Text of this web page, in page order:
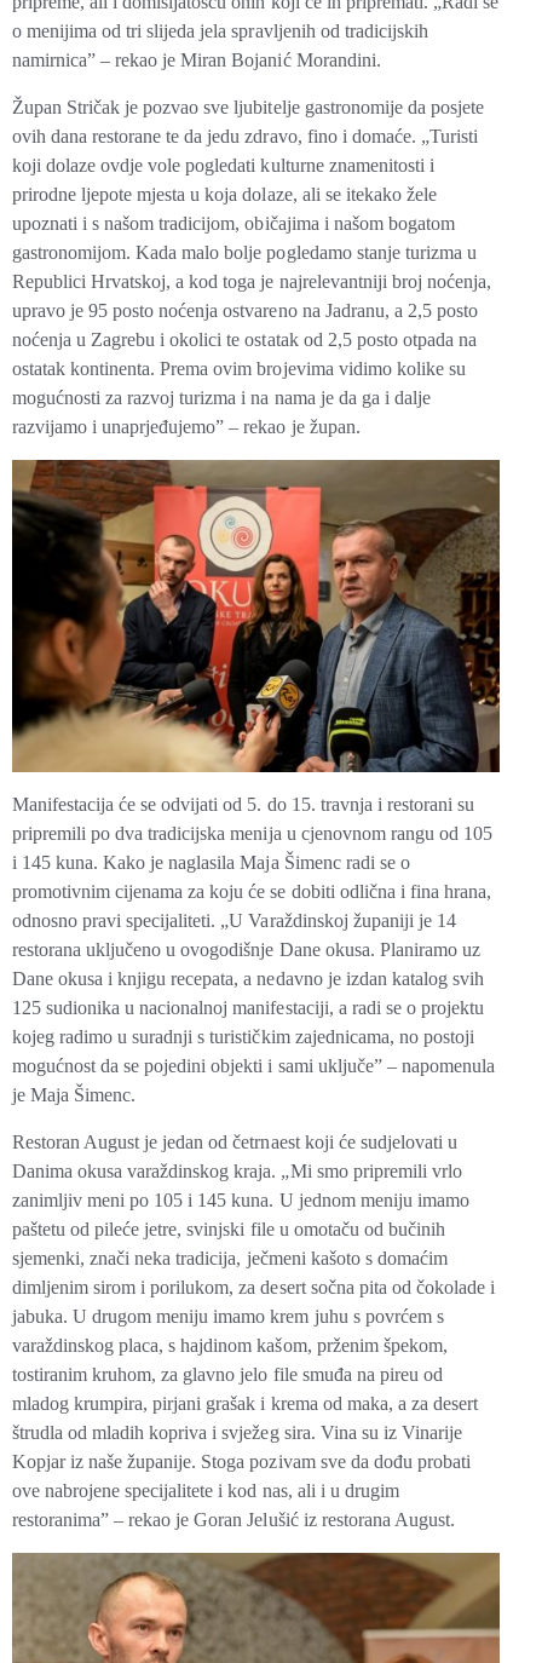
o menijima od tri slijeda jela spravljenih od tradicijskih
namirnica” – rekao je Miran Bojanić Morandini.
Župan Stričak je pozvao sve ljubitelje gastronomije da posjete
ovih dana restorane te da jedu zdravo, fino i domaće. „Turisti
koji dolaze ovdje vole pogledati kulturne znamenitosti i
prirodne ljepote mjesta u koja dolaze, ali se itekako žele
upoznati is našom tradicijom, običajima i našom bogatom
gastronomijom.Kada malo bolje pogledamo stanje turizma u
Republici Hrvatskoj, a kod toga je najrelevantniji broj noćenja,
upravo je 95 posto noćenja ostvareno na Jadranu, a 2,5 posto
noćenja u Zagrebu i okolici te ostatak od 2,5 posto otpada na
ostatak kontinenta. Prema ovim brojevima vidimo kolike su
mogućnosti za razvoj turizma i na nama je da ga i dalje
razvijamo i unaprjeđujemo” – rekao je župan.
Manifestacija će se odvijatiod 5. do 15. travnja i restorani su
pripremili po dva tradicijska menija u cjenovnom rangu od 105
i 145 kuna.Kako je naglasila Maja Šimenc radi se o
promotivnim cijenama za koju će se dobiti odlična i fina hrana,
odnosno pravi specijaliteti. „U Varaždinskoj županiji je 14
restorana uključeno u ovogodišnje Dane okusa. Planiramo uz
Dane okusa i knjigu recepata, a nedavno je izdan katalog svih
125 sudionika u nacionalnoj manifestaciji, a radi se o projektu
kojeg radimo u suradnji s turističkim zajednicama, no postoji
mogućnost da se pojedini objekti i sami uključe” – napomenula
je Maja Šimenc.
Restoran Augustje jedan od četrnaest koji će sudjelovati u
Danima okusa varaždinskog kraja. „Mi smo pripremili vrlo
zanimljiv meni po 105 i 145 kuna. U jednom meniju imamo
paštetu od pileće jetre, svinjski file u omotaču od bučinih
sjemenki,znači neka tradicija, ječmeni kašoto s domaćim
dimljenim sirom i porilukom, za desert sočna pita od čokolade i
jabuka. U drugom meniju imamo krem juhu s povrćem s
varaždinskog placa, s hajdinom kašom, prženim špekom,
tostiranim kruhom, za glavno jelo file smuđa na pireu od
mladog krumpira, pirjani grašak i krema od maka, a za desert
štrudla od mladih kopriva i svježeg sira. Vina su iz Vinarije
Kopjar iz naše županije. Stogapozivam sve da dođu probati
ove nabrojene specijalitete i kod nas, ali i u drugim
restoranima” – rekao jeGoran Jelušić iz restorana August.